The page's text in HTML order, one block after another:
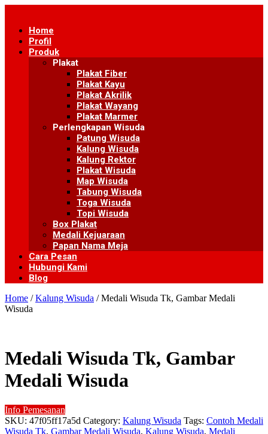
contentHome
Profil
Produk
Plakat
Plakat Fiber
Plakat Kayu
Plakat Akrilik
Plakat Wayang
Plakat Marmer
Perlengkapan Wisuda
Patung Wisuda
Kalung Wisuda
Kalung Rektor
Plakat Wisuda
Map Wisuda
Tabung Wisuda
Toga Wisuda
Topi Wisuda
Box Plakat
Medali Kejuaraan
Papan Nama Meja
Cara Pesan
Hubungi Kami
Blog
Home /Kalung Wisuda / Medali Wisuda Tk, Gambar Medali
Wisuda
Medali Wisuda Tk, Gambar
Medali Wisuda
Info Pemesanan
SKU: 47f05ff17a5d Category: Kalung Wisuda Tags: Contoh Medali
Wisuda Tk, Gambar Medali Wisuda, Kalung Wisuda, Medali